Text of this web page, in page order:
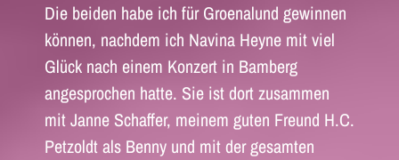
Die beiden habe ich für Groenalund gewinnen
können, nachdem ich Navina Heyne mit viel
Glück nach einem Konzert in Bamberg
angesprochen hatte. Sie ist dort zusammen
mit Janne Schaffer, meinem guten Freund H.C.
Petzoldt als Benny und mit der gesamten